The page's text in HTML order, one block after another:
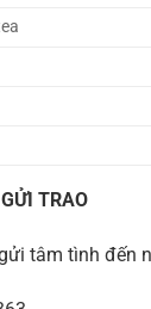
TRAO
tâm tình